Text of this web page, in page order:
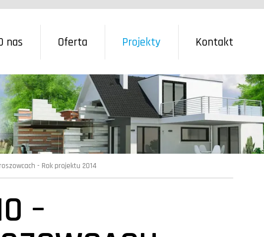
nas Oferta Projekty Kontakt
- Rok projektu 2014
–